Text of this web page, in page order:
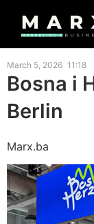
March 5, 2026 11:18
Bosna i
Berlin
Marx.ba